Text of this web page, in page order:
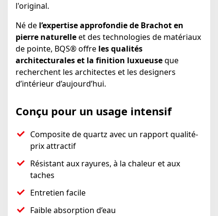
l'original.
Né de l’expertise approfondie de Brachot en
pierre naturelleet des technologies de matériaux
de pointe, BQS® offre les qualités
architecturales et la finition luxueuseque
recherchent les architectes et les designers
d’intérieur d’aujourd’hui.
Conçu pour un usage intensif
Composite de quartz avec un rapport qualité-
prix attractif
Résistant aux rayures, à la chaleur et aux
taches
Entretien facile
Faible absorption d’eau